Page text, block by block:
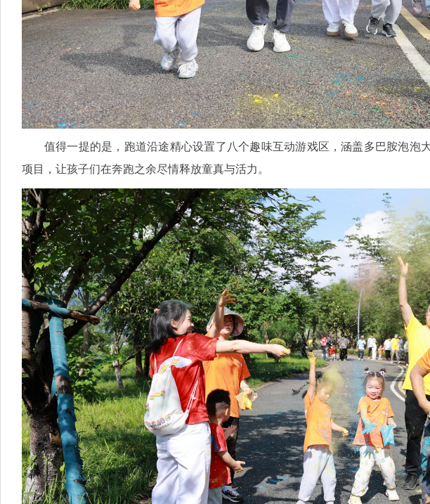
值得一提的是，跑道沿途精心设置了八个趣味互动游戏区，涵盖多巴胺泡泡
项目，让孩子们在奔跑之余尽情释放童真与活力。